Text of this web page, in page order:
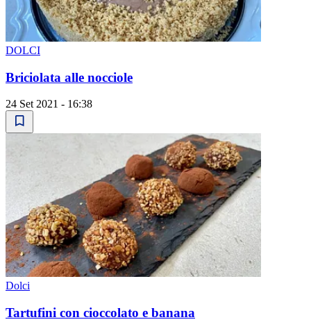
DOLCI
Briciolata alle nocciole
24 Set 2021 - 16:38
Dolci
Tartufini con cioccolato e banana